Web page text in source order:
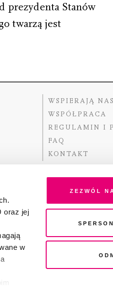
oraz jej
w
Zezwól
prezydenta Stanów
twarzą jest
WSPIERAJĄ NAS
WSPÓŁPRACA
REGULAMIN I
FAQ
KONTAKT
Dofinansowano ze środków
Narodowego pochodzących z